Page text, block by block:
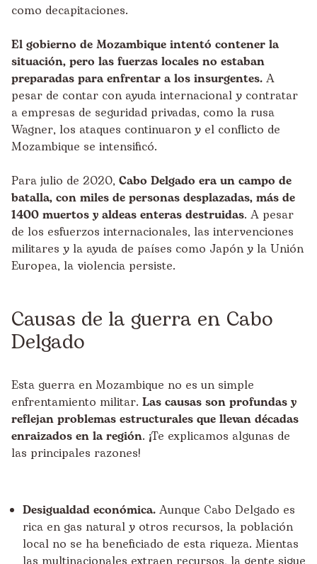
como decapitaciones.
El gobierno de Mozambique intentó contener la
situación, pero las fuerzas locales no estaban
preparadas para enfrentar a los insurgentes. A
pesar de contar con ayuda internacional y contratar
a empresas de seguridad privadas, como la rusa
Wagner, los ataques continuaron y el conflicto de
Mozambique se intensificó.
Para julio de 2020, Cabo Delgado era un campo de
batalla, con miles de personas desplazadas, más de
1400 muertos y aldeas enteras destruidas. A pesar
de los esfuerzos internacionales, las intervenciones
militares y la ayuda de países como Japón y la Unión
Europea, la violencia persiste.
Causas de la guerra en Cabo
Delgado
Esta guerra en Mozambique no es un simple
enfrentamiento militar. Las causas son profundas y
reflejan problemas estructurales que llevan décadas
enraizados en la región. ¡Te explicamos algunas de
las principales razones!
Desigualdad económica. Aunque Cabo Delgado es
rica en gas natural y otros recursos, la población
local no se ha beneficiado de esta riqueza. Mientas